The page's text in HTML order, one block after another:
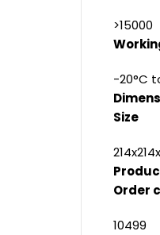
>15000
-20°C
Size
Order
10499